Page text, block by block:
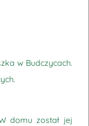
w Budczycach.
domu został jej